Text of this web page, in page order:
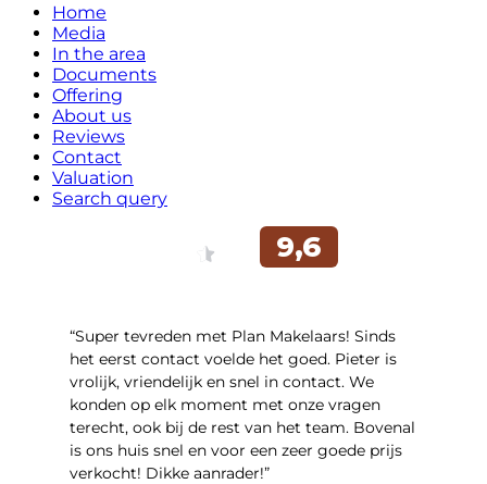
Home
Media
In the area
Documents
Offering
About us
Reviews
Contact
Valuation
Search query
“Super tevreden met Plan Makelaars! Sinds
het eerst contact voelde het goed. Pieter is
vrolijk, vriendelijk en snel in contact. We
konden op elk moment met onze vragen
terecht, ook bij de rest van het team. Bovenal
is ons huis snel en voor een zeer goede prijs
verkocht! Dikke aanrader!”